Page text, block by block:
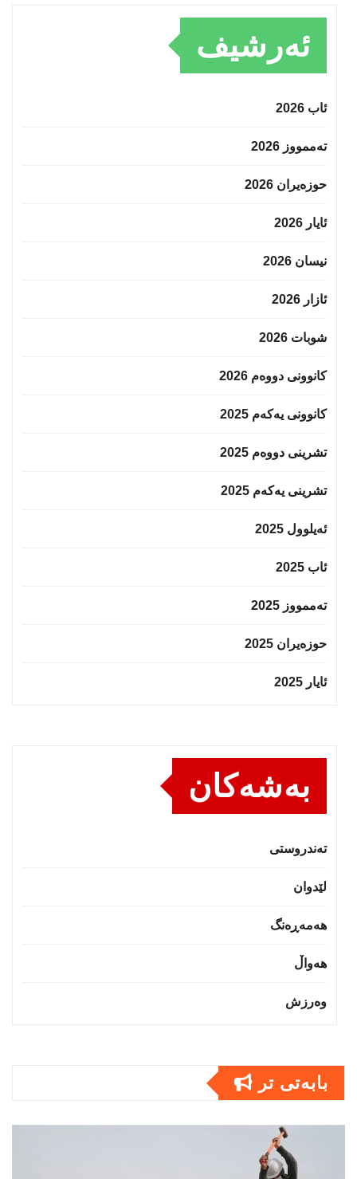
ئەرشیف
ئاب 2026
تەممووز 2026
حوزه‌یران 2026
ئایار 2026
نیسان 2026
ئازار 2026
شوبات 2026
کانوونی دووەم 2026
کانوونی یەکەم 2025
تشرینی دووەم 2025
تشرینی یەکەم 2025
ئەیلوول 2025
ئاب 2025
تەممووز 2025
حوزه‌یران 2025
ئایار 2025
بەشەکان
تەندروستى
لێدوان
هەمەڕەنگ
هەواڵ
وەرزش
بابەتى تر